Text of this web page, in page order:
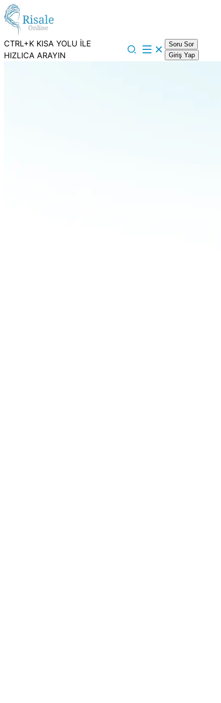
CTRL+K KISA YOLU İLE
HIZLICA ARAYIN
Soru Sor
Giriş Yap